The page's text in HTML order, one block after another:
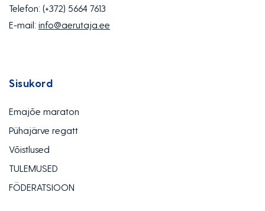
Telefon: (+372) 5664 7613
E-mail: info@aerutaja.ee
Sisukord
Emajõe maraton
Pühajärve regatt
Võistlused
TULEMUSED
FÖDERATSIOON